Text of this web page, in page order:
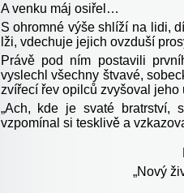
A venku máj osiřel…
S ohromné výše shlíží na lidi,
lži, vdechuje jejich ovzduší
Právě pod ním postavili
vyslechl všechny štvavé,
zvířecí řev opilců zvyšoval jeho
„Ach, kde je svaté bratrství,
vzpomínal si tesklivě a
„Nový